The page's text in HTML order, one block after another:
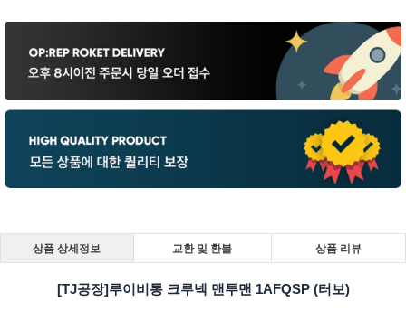
상품 상세정보 교환 및 환불 상품 리뷰
[TJ공장]루이비통 크루넥 맨투맨 1AFQSP (터보)